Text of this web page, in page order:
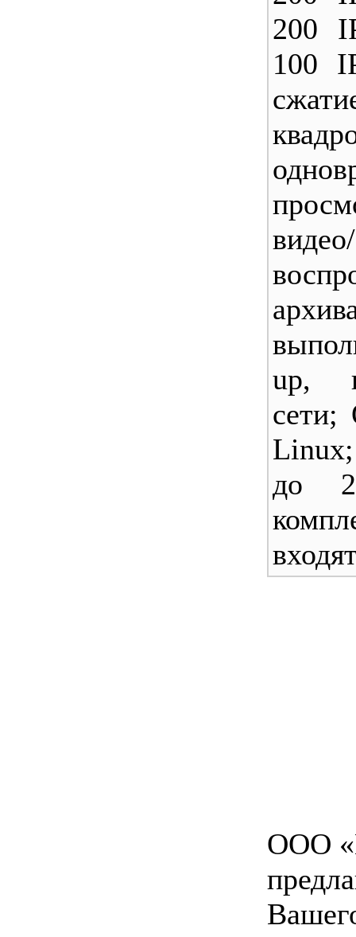
200
100
видео/
up,
сети;
до
ООО